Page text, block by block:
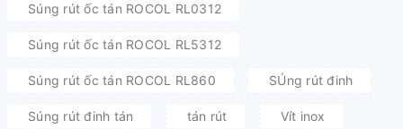
Súng rút ốc tán ROCOL RL0312
Súng rút ốc tán ROCOL RL5312
Súng rút ốc tán ROCOL RL860 SÚng rút đinh
Súng rút đinh tán tán rút Vít inox